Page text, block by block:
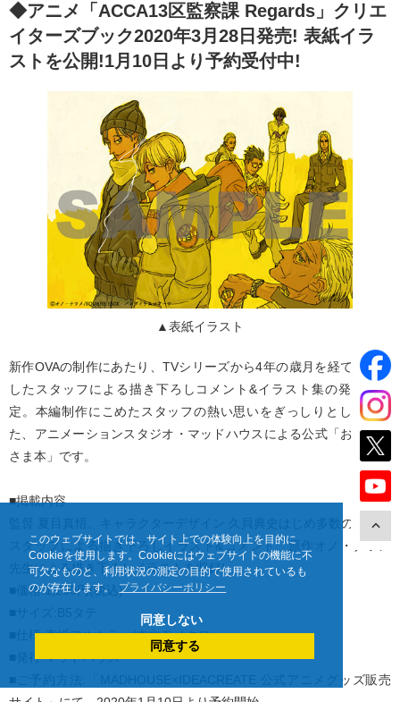
このウェブサイトでは、サイト上での体験向上を目的に
Cookieを使用します。Cookieにはウェブサイトの機能に不
可欠なものと、利用状況の測定の目的で使用されているも
のが存在します。
プライバシーポリシー
同意しない
同意する
◆アニメ「ACCA13区監察課 Regards」クリエ
イターズブック2020年3月28日発売! 表紙イラ
ストを公開!1月10日より予約受付中!
▲表紙イラスト
新作OVAの制作にあたり、TVシリーズから4年の歳月を経て再結集
したスタッフによる描き下ろしコメント&イラスト集の発売が決
定。本編制作にこめたスタッフの熱い思いをぎっしりとしたため
た、アニメーションスタジオ・マッドハウスによる公式「おつかれ
さま本」です。
■掲載内容
監督 夏目真悟、キャラクターデザイン 久貝典史はじめ多数のアニメ
スタッフによる描き下ろしイラスト&コメント、原作オノ・ナツメ
先生による描き下ろしイラストを収録!
■価格:1,200円(税込)
■仕様:表紙フルカラー/本文モノクロ
■発行:マッドハウス
■ご予約方法:「MADHOUSE×IDEACREATE 公式アニメグッズ販売